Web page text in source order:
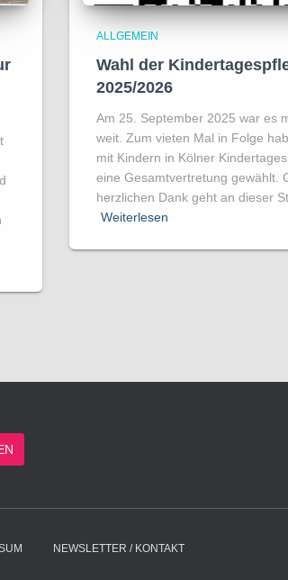
ALLGEMEIN
Wahl der
2025/2026
Am 25. September 2025 war es
weit. Zum vieten Mal in Folge
mit Kindern in Kölner
eine Gesamtvertretung gewählt.
herzlichen Dank geht an dieser
Weiterlesen
NEWSLETTER / KONTAKT